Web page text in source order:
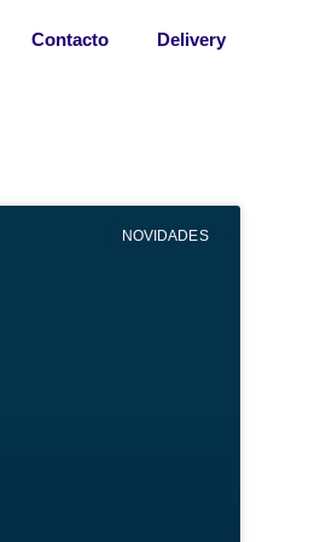
Contacto Delivery
NOVIDADES